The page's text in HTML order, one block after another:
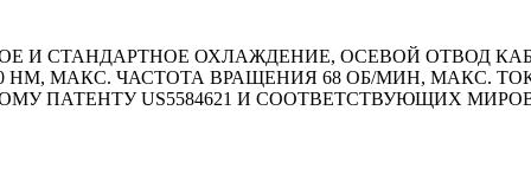
И СТАНДАРТНОЕ ОХЛАЖДЕНИЕ, ОСЕВОЙ ОТВОД
HM, МАКС. ЧАСТОТА ВРАЩЕНИЯ 68 ОБ/МИН, МАКС.
ПАТЕНТУ US5584621 И СООТВЕТСТВУЮЩИХ